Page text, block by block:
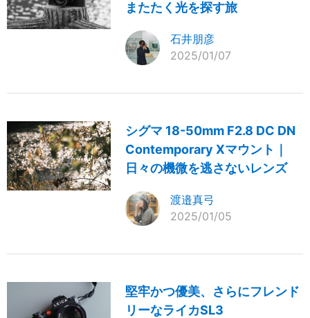
またたく光を探す旅
石井朋彦
2025/01/07
シグマ 18-50mm F2.8 DC DN
Contemporary Xマウント｜
日々の機微を逃さないレンズ
渡邉真弓
2025/01/05
堅牢かつ優美、さらにフレンド
リーなライカSL3